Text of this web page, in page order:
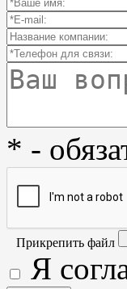
* -
Прикрепить файл
Я